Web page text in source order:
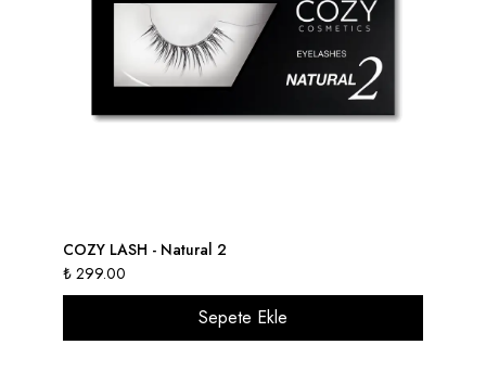
COZY LASH - Natural 2
₺ 299.00
Sepete Ekle